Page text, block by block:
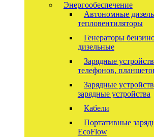
Энергообеспечение
Автономные
тепловентиляторы
Генераторы
дизельные
Зарядные
телефонов,
Зарядные
зарядные устройства
Кабели
Портативные
EcoFlow